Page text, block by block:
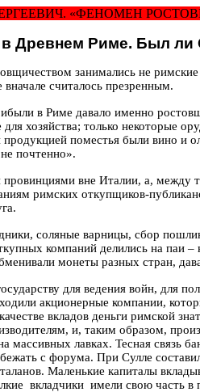
«ФЕНОМЕН
Древнем Риме. Был
занимались не
считалось презренным.
в Риме давало именно
хозяйства; только некоторые
продукцией поместья были вино и
почтенно».
вне Италии, а, между
римских откупщиков-
соляные варницы, сбор
компаний делились на паи
монеты разных стран,
для ведения войн, для
акционерные компании,
вкладов деньги римской
и, таким образом,
массивных лавках. Тесная связь
с форума. При Сулле
Маленькие капиталы
вкладчики имели свою часть в